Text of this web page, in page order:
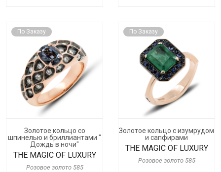
По Заказу
Золотое кольцо со
шпинелью и бриллиантами "
Дождь в ночи"
THE MAGIC OF LUXURY
Розовое золото 585
По Заказу
Золотое кольцо с изумрудом
и сапфирами
THE MAGIC OF LUXURY
Розовое золото 585